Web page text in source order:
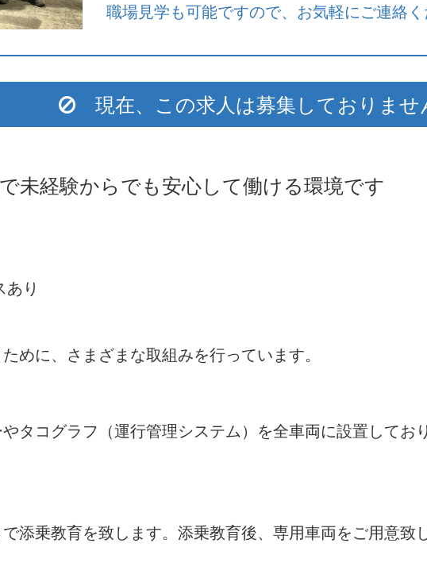
職場見学も可能ですので、お気軽にご連絡
現在、この求人は募集しておりませ
未経験からでも安心して働ける環境です
り
めに、さまざまな取組みを行っています。
タコグラフ（運行管理システム）を全車両に設置して
添乗教育を致します。添乗教育後、専用車両をご用意